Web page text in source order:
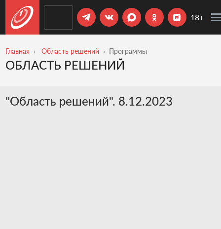
18+
Главная Область решений Программы
ОБЛАСТЬ РЕШЕНИЙ
"Область решений". 8.12.2023